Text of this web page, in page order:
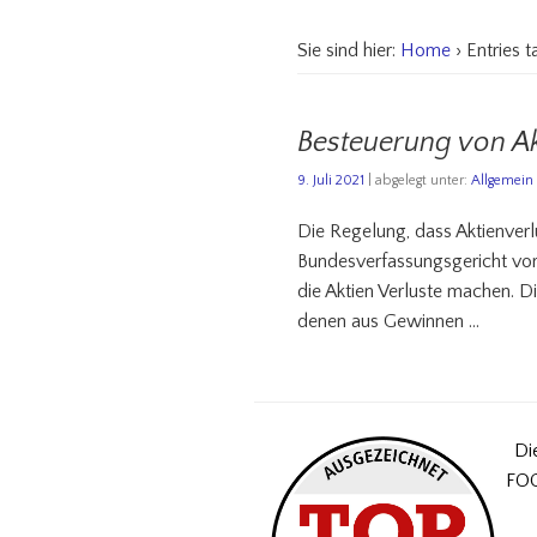
Sie sind hier: Home › Entries
Besteuerung von
9. Juli 2021 | abgelegt unter:Allgemein
Die Regelung, dass
Bundesverfassungsgericht
die Aktien Verluste machen.
denen aus Gewinnen …